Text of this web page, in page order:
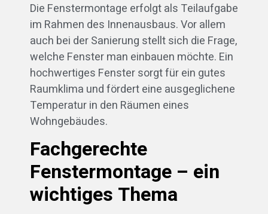
Die Fenstermontage erfolgt als Teilaufgabe
im Rahmen des Innenausbaus. Vor allem
auch bei der Sanierung stellt sich die Frage,
welche Fenster man einbauen möchte. Ein
hochwertiges Fenster sorgt für ein gutes
Raumklima und fördert eine ausgeglichene
Temperatur in den Räumen eines
Wohngebäudes.
Fachgerechte
Fenstermontage – ein
wichtiges Thema